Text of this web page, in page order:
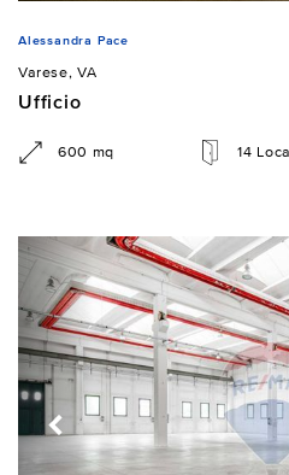
Alessandra Pace
Varese, VA
Ufficio
600 mq 14